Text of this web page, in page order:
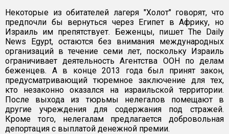
Некоторые из обитателей лагеря "Холот" говорят, что
предпочли бы вернуться через Египет в Африку, но
Израиль им препятствует. Беженцы, пишет The Daily
News Egypt, остаются без внимания международных
организаций в течение семи лет, поскольку Израиль
ограничивает деятельность Агентства ООН по делам
беженцев. А в конце 2013 года был принят закон,
предусматривающий тюремное заключение для тех,
кто незаконно оказался на израильской территории.
После выхода из тюрьмы нелегалов помещают в
другие учреждения для содержания под стражей.
Кроме того, нелегалам предлагается добровольная
депортация с выплатой денежной премии.